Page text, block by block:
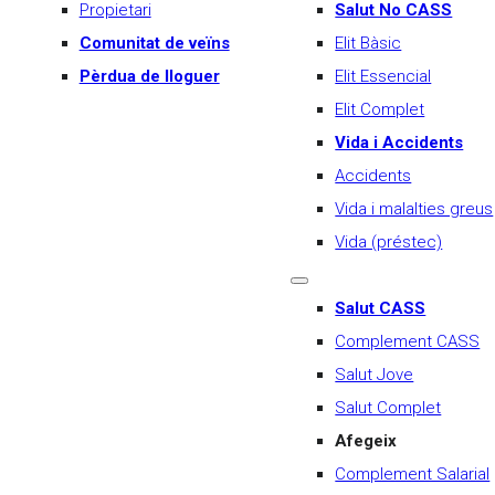
Propietari
Comunitat de veïns
Pèrdua de lloguer
Salut No CASS
Elit Bàsic
Elit Essencial
Elit Complet
Vida i Accidents
Accidents
Vida i malalties greus
Vida (préstec)
Salut CASS
Complement CASS
Salut Jove
Salut Complet
Afegeix
Complement Salarial